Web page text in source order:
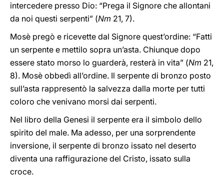
intercedere presso Dio: “Prega il Signore che allontani
da noi questi serpenti” (Nm 21, 7).
Mosè pregò e ricevette dal Signore quest’ordine: “Fatti
un serpente e mettilo sopra un’asta. Chiunque dopo
essere stato morso lo guarderà, resterà in vita” (Nm 21,
8). Mosè obbedì all’ordine. Il serpente di bronzo posto
sull’asta rappresentò la salvezza dalla morte per tutti
coloro che venivano morsi dai serpenti.
Nel libro della Genesi il serpente era il simbolo dello
spirito del male. Ma adesso, per una sorprendente
inversione, il serpente di bronzo issato nel deserto
diventa una raffigurazione del Cristo, issato sulla
croce.